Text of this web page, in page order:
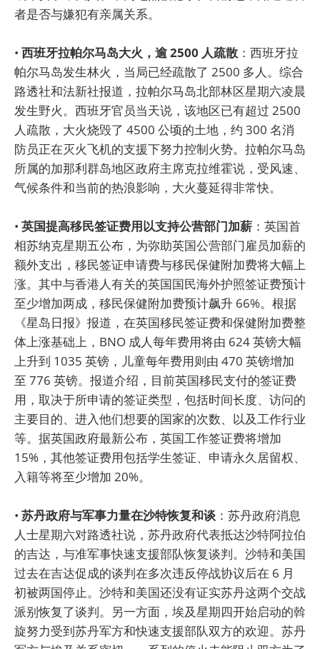
者是否与嫌犯有亲属关系。
• 西班牙拉帕尔马岛大火，逾 2500 人疏散 ：西班牙拉
帕尔马岛发生林火，当局已经疏散了 2500 多人。综合
路透社和法新社报道，拉帕尔马岛北部林区星期六凌晨
发生野火。西班牙官员当天说，该地区已有超过 2500
人疏散，大火烧毁了 4500 公顷的土地，约 300 名消
防员正在灭火飞机的支援下努力控制火势。拉帕尔马岛
所属的加那利群岛地区政府主席克拉维霍说，受风速、
气候条件和当前的热浪影响，大火蔓延得非常快。
• 英国提高移民签证费用以支持公营部门加薪 ：英国首
相苏纳克星期五公布，为弥助英国公营部门雇员加薪的
额外支出，移民签证申请费与移民保健附加费将大幅上
涨。其中与香港人有关的英国国民海外护照签证费预计
至少增加两成，移民保健附加费预计飙升 66%。根据
《星岛日报》报道，在英国移民签证费和保健附加费整
体上涨基础上，BNO 成人每年费用将由 624 英镑大幅
上升到 1035 英镑，儿童每年费用则由 470 英镑增加
至 776 英镑。报道介绍，目前英国移民支付的签证费
用，取决于所申请的签证类型，包括时间长度、访问的
主要目的、进入他们想要的国家的次数、以及工作行业
等。据英国政府最新公布，英国工作签证费将增加
15%，其他签证费用包括学生签证、申请永久居留权、
入籍等将至少增加 20%。
• 苏丹政府与军事力量在沙特恢复和谈 ：苏丹政府消息
人士星期六对路透社说，苏丹政府代表抵达沙特阿拉伯
的吉达，与准军事快速支援部队恢复谈判。沙特和美国
过去在吉达促成的谈判在多次违反停战协议后在 6 月
初被两国停止。沙特和美国还没有证实苏丹这两个交战
派别恢复了谈判。另一方面，埃及星期四开始启动的斡
旋努力受到苏丹军方和快速支援部队双方的欢迎。苏丹